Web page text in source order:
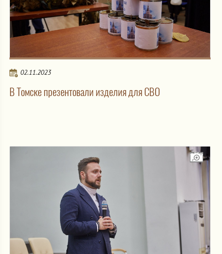
02.11.2023
В Томске презентовали изделия для СВО